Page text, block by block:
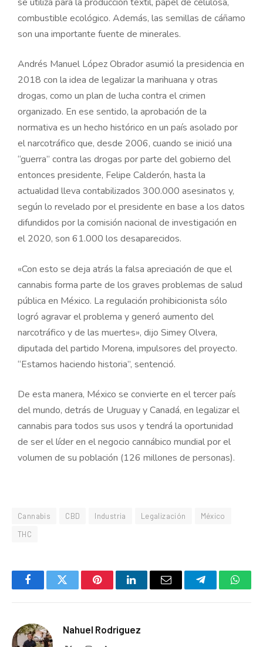
combustible ecológico. Además, las semillas de cáñamo
son una importante fuente de minerales.
Andrés Manuel López Obrador asumió la presidencia en
2018 con la idea de legalizar la marihuana y otras
drogas, como un plan de lucha contra el crimen
organizado. En ese sentido, la aprobación de la
normativa es un hecho histórico en un país asolado por
el narcotráfico que, desde 2006, cuando se inició una
“guerra” contra las drogas por parte del gobierno del
entonces presidente, Felipe Calderón, hasta la
actualidad lleva contabilizados 300.000 asesinatos y,
según lo revelado por el presidente en base a los datos
difundidos por la comisión nacional de investigación en
el 2020, son 61.000 los desaparecidos.
«Con esto se deja atrás la falsa apreciación de que el
cannabis forma parte de los graves problemas de salud
pública en México. La regulación prohibicionista sólo
logró agravar el problema y generó aumento del
narcotráfico y de las muertes», dijo Simey Olvera,
diputada del partido Morena, impulsores del proyecto.
“Estamos haciendo historia”, sentenció.
De esta manera, México se convierte en el tercer país
del mundo, detrás de Uruguay y Canadá, en legalizar el
cannabis para todos sus usos y tendrá la oportunidad
de ser el líder en el negocio cannábico mundial por el
volumen de su población (126 millones de personas).
Cannabis CBD Industria Legalización
México
THC
FacebookTwitter PinterestLinkedInEmail Telegram
Nahuel Rodriguez